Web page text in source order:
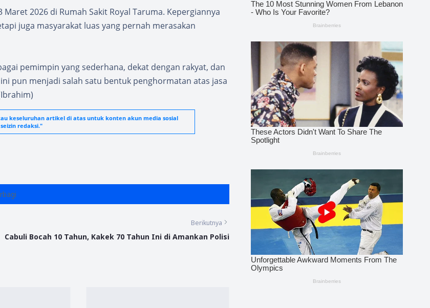
2026 di Rumah Sakit Royal Taruma. Kepergiannya
juga masyarakat luas yang pernah merasakan
pemimpin yang sederhana, dekat dengan rakyat, dan
pun menjadi salah satu bentuk penghormatan atas jasa
keseluruhan artikel di atas untuk konten akun media sosial
redaksi."
Berikutnya
Cabuli Bocah 10 Tahun, Kakek 70 Tahun Ini di Amankan Polisi